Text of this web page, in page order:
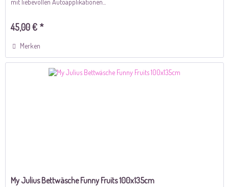
mit liebevollen Autoapplikationen...
45,00 € *
Merken
My Julius Bettwäsche Funny Fruits 100x135cm